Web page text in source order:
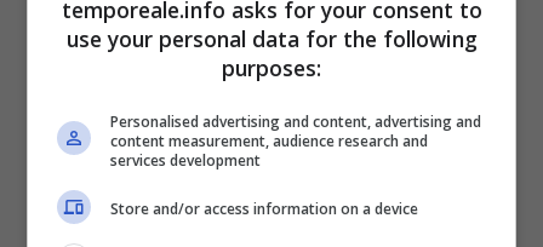
pericolose e violazione dell’articolo 137 del
codice dell’Ambiente, per il superamento del
parametro “fenoli” nello scarico industriale nel
canale Carrocetello e per le emissioni di gas e
vapori maleodoranti.
temporeale.info asks for your consent to
use your personal data for the following
purposes:
Personalised advertising and content, advertising and
content measurement, audience research and
services development
Store and/or access information on a device